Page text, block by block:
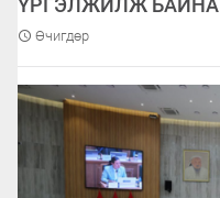
ҮРГЭЛЖИЛЖ БАЙНА
Өчигдөр